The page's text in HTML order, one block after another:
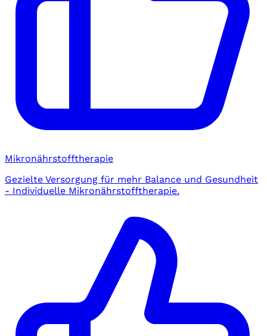
Mikronährstofftherapie
Gezielte Versorgung für mehr Balance und Gesundheit
- Individuelle Mikronährstofftherapie.